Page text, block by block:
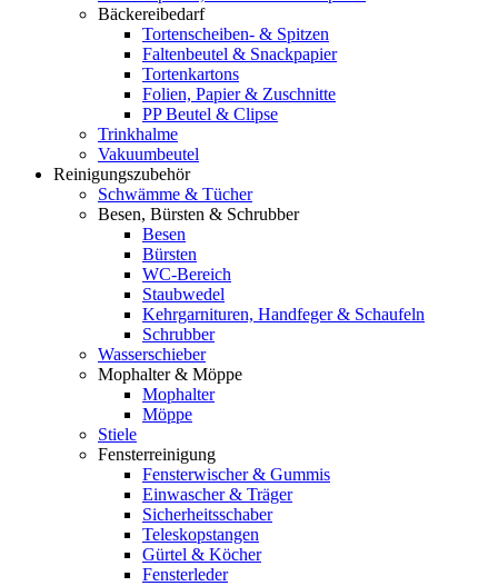
Bäckereibedarf
Tortenscheiben- & Spitzen
Faltenbeutel & Snackpapier
Tortenkartons
Folien, Papier & Zuschnitte
PP Beutel & Clipse
Trinkhalme
Vakuumbeutel
Reinigungszubehör
Schwämme & Tücher
Besen, Bürsten & Schrubber
Besen
Bürsten
WC-Bereich
Staubwedel
Kehrgarnituren, Handfeger & Schaufeln
Schrubber
Wasserschieber
Mophalter & Möppe
Mophalter
Möppe
Stiele
Fensterreinigung
Fensterwischer & Gummis
Einwascher & Träger
Sicherheitsschaber
Teleskopstangen
Gürtel & Köcher
Fensterleder